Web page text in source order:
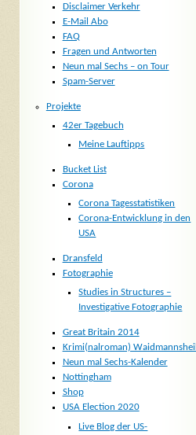
Disclaimer Verkehr
E-Mail Abo
FAQ
Fragen und Antworten
Neun mal Sechs – on Tour
Spam-Server
Projekte
42er Tagebuch
Meine Lauftipps
Bucket List
Corona
Corona Tagesstatistiken
Corona-Entwicklung in den
USA
Dransfeld
Fotographie
Studies in Structures –
Investigative Fotographie
Great Britain 2014
Krimi(nalroman) Waidmannsheil
Neun mal Sechs-Kalender
Nottingham
Shop
USA Election 2020
Live Blog der US-